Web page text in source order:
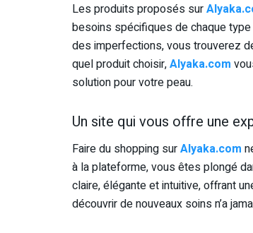
Les produits proposés sur
besoins spécifiques de chaque
des imperfections, vous trouverez
quel produit choisir,Alyaka.com
solution pour votre peau.
Un site qui vous offre une
Faire du shopping surAlyaka.com
à la plateforme, vous êtes plongé
claire, élégante et intuitive, offrant
découvrir de nouveaux soins n’a